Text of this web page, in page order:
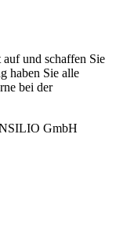
und schaffen Sie
haben Sie alle
bei der
GmbH